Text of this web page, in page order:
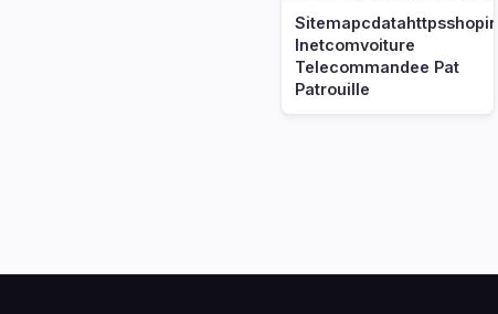
Sitemapcdatahttpsshopinf
Inetcomvoiture
Telecommandee Pat
Patrouille